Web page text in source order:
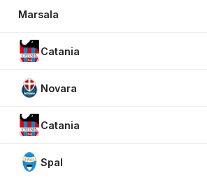
Marsala
Catania
Novara
Catania
Spal